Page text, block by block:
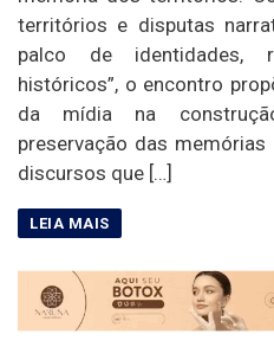
territórios e disputas
palco de identidades,
históricos”, o encontro
da mídia na
preservação das
discursos que […]